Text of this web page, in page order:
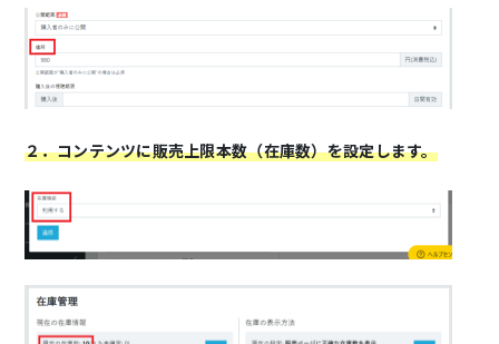
２．コンテンツに販売上限本数（在庫数）を設定します。